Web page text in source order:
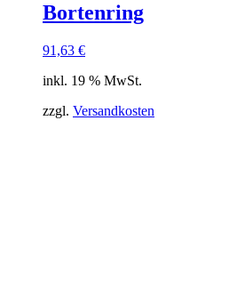
Bortenring
91,63 €
inkl. 19 % MwSt.
zzgl. Versandkosten